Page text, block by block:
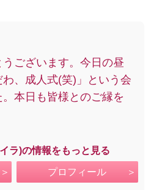
ございます。今日の昼
、成人式(笑)」という会
本日も皆様とのご縁を
ラ)の情報をもっと見る
プロフィール